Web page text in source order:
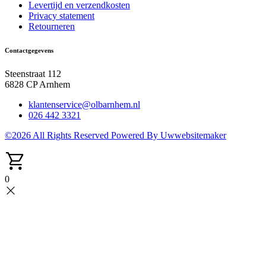
Levertijd en verzendkosten
Privacy statement
Retourneren
Contactgegevens
Steenstraat 112
6828 CP Arnhem
klantenservice@olbarnhem.nl
026 442 3321
©2026 All Rights Reserved Powered By Uwwebsitemaker
0